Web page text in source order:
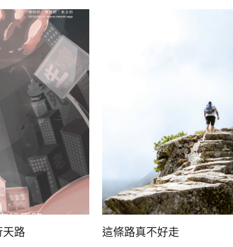
本期主題 厝邊頭尾